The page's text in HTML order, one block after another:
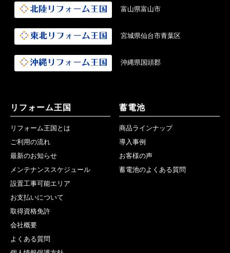
富山県富山市
宮城県仙台市青葉区
沖縄県国頭郡
リフォーム王国
リフォーム王国とは
ご利用の流れ
最新のお知らせ
メンテナンススケジュール
設置工事可能エリア
お支払いについて
取得資格免許
会社概要
よくある質問
蓄電池
商品ラインナップ
導入事例
お客様の声
蓄電池のよくある質問